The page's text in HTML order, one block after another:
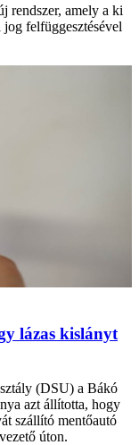
rendszer, amely a ki
felfüggesztésével
lázas kislányt
(DSU) a Bákó
azt állította, hogy
szállító mentőautó
úton.